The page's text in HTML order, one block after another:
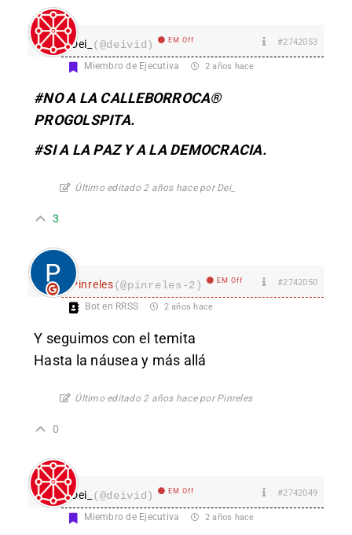
Dei_ (@deivid) EM Off #2742053
Miembro de Ejecutiva 2 años hace
#NO A LA CALLEBORROCA®
PROGOLSPITA.
#SI A LA PAZ Y A LA DEMOCRACIA.
Último editado 2 años hace por Dei_
3
Pinreles(@pinreles-2) EM Off #2742050
Bot en RRSS 2 años hace
Y seguimos con el temita
Hasta la náusea y más allá
Último editado 2 años hace por Pinreles
0
Dei_ (@deivid) EM Off #2742049
Miembro de Ejecutiva 2 años hace